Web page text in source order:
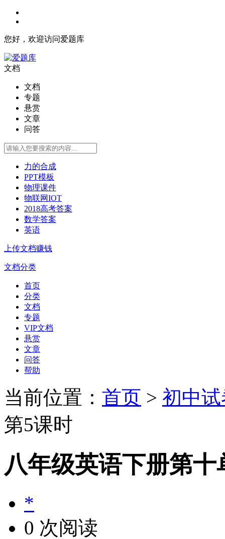
您好，欢迎访问爱题库
文档
文档
专题
悬赏
文章
问答
力的合成
PPT模板
物理课件
物联网IOT
2018高考答案
数学答案
英语
上传文档赚钱
文档分类
首页
分类
文档
专题
VIP文档
悬赏
文章
问答
帮助
当前位置： 首页 > 初中
第5课时
八年级英语下册第十
*
0 次阅读